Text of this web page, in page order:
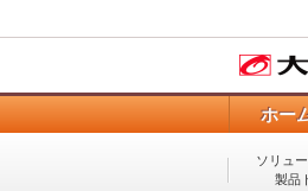
ホー
ソリュ
製品